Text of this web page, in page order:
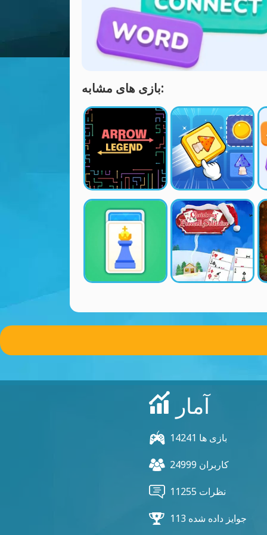
بازی های مشابه:
آمار
14241 بازی ها
24999 کاربران
11255 نظرات
113 جوایز داده شده